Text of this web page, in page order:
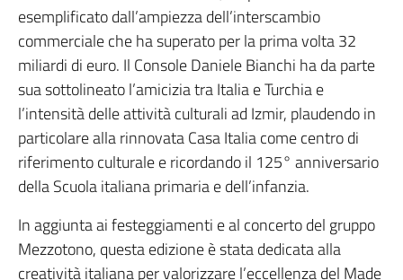
esemplificato dall’ampiezza dell’interscambio
commerciale che ha superato per la prima volta 32
miliardi di euro. Il Console Daniele Bianchi ha da parte
sua sottolineato l’amicizia tra Italia e Turchia e
l’intensità delle attività culturali ad Izmir, plaudendo in
particolare alla rinnovata Casa Italia come centro di
riferimento culturale e ricordando il 125° anniversario
della Scuola italiana primaria e dell’infanzia.
In aggiunta ai festeggiamenti e al concerto del gruppo
Mezzotono, questa edizione è stata dedicata alla
creatività italiana per valorizzare l’eccellenza del Made